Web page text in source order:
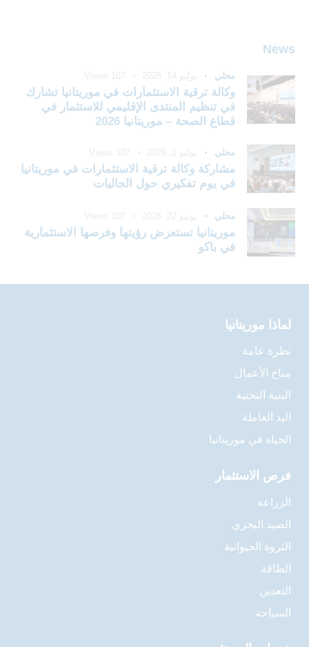
News
محلي
وكالة ترقية الاستثمارات في موريتانيا تشارك
في تنظيم المنتدى الإقليمي للاستثمار في
قطاع الصحة – موريتانيا 2026
محلي
مشاركة وكالة ترقية الاستثمارات في موريتانيا
في يوم تفكيري حول الجاليات
محلي
موريتانيا تستعرض رؤيتها وفرصها الاستثمارية
في باكو
لماذا موريتانيا
نظرة عامة
مناخ الأعمال
البنية التحتية
اليد العاملة
الحياة في موريتانيا
فرص الاستثمار
الزراعة
الصيد البحري
الثروة الحيوانية
الطاقة
التعدين
السياحة